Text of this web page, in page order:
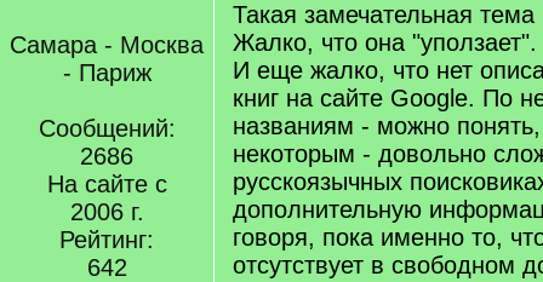
Самара - Москва
- Париж
Сообщений:
2686
На сайте с
2006 г.
Рейтинг:
642
Такая замечательная тема
Жалко, что она "уползает".
И еще жалко, что нет
книг на сайте Google. По
названиям - можно
некоторым - довольно
русскоязычных
дополнительную
говоря, пока именно то,
отсутствует в свободном